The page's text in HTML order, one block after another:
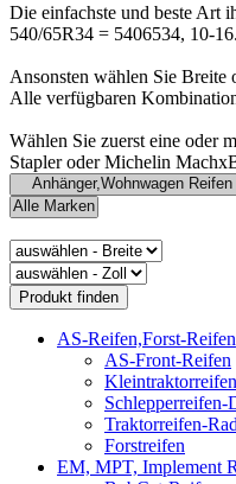
Die einfachste und beste Art
540/65R34 = 5406534, 10-
Ansonsten wählen Sie Breite
Alle verfügbaren
Wählen Sie zuerst eine oder
Stapler oder Michelin
AS-Reifen,Forst-Reifen
AS-Front-Reifen
Kleintraktorreifen
Schlepperreifen-
Traktorreifen-
Forstreifen
EM, MPT, Implement